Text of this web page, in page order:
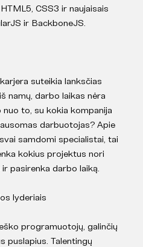
CSS3 ir naujaisais
ir BackboneJS.
suteikia lanksčias
namų, darbo laikas nėra
to, su kokia kompanija
darbuotojas? Apie
samdomi specialistai, tai
kokius projektus nori
pasirenka darbo laiką.
lyderiais
programuotojų, galinčių
puslapius. Talentingų